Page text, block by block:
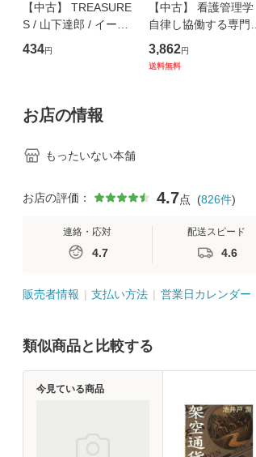
【中古】 TREASURE
S / 山下達郎 / イース
トウエスト・ジャパン
[CD]【メール便送料無
434円
【中古】 看護管理学
自律し協働する専門職
の看護マネジメントス
キル 改訂第3版 (看護
3,862円
送料無料
お店の情報
もったいない本舗
お店の評価： 4.7点 (826件)
連絡・応対
4.7
配送スピード
4.6
販売者情報 支払い方法 営業日カレンダー
類似商品と比較する
今見ている商品